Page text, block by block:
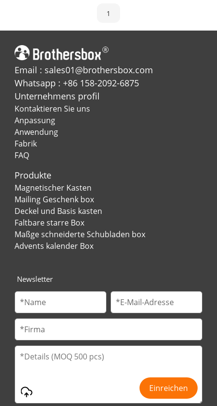
1
Email : sales01@brothersbox.com
Whatsapp : +86 158-2092-6875
Unternehmens profil
Kontaktieren Sie uns
Anpassung
Anwendung
Fabrik
FAQ
Produkte
Magnetischer Kasten
Mailing Geschenk box
Deckel und Basis kasten
Faltbare starre Box
Maßge schneiderte Schubladen box
Advents kalender Box
Newsletter